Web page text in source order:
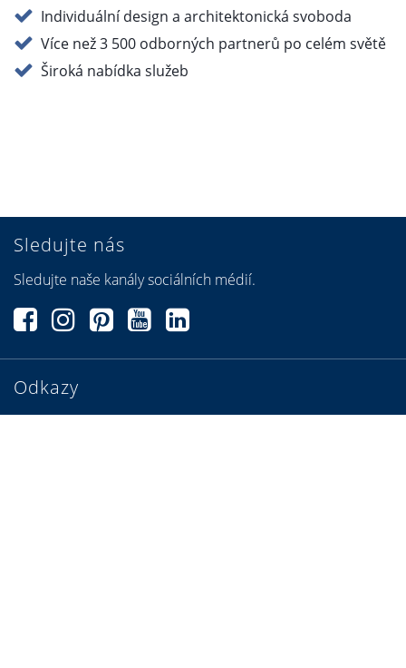
Individuální design a architektonická svoboda
Více než 3 500 odborných partnerů po celém světě
Široká nabídka služeb
Odkazy
Sledujte nás
Sledujte naše kanály sociálních médií.